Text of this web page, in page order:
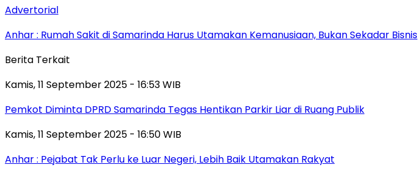
Advertorial
Anhar : Rumah Sakit di Samarinda Harus Utamakan Kemanusiaan, Bukan Sekadar Bisnis
Berita Terkait
Kamis, 11 September 2025 - 16:53 WIB
Pemkot Diminta DPRD Samarinda Tegas Hentikan Parkir Liar di Ruang Publik
Kamis, 11 September 2025 - 16:50 WIB
Anhar : Pejabat Tak Perlu ke Luar Negeri, Lebih Baik Utamakan Rakyat